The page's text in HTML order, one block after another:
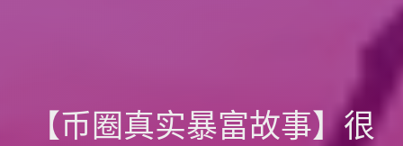
【币圈真实暴富故事】很